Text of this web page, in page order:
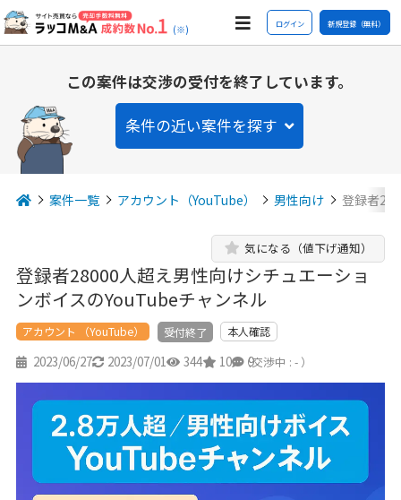
(※) ログイン 新規登録（無料）
この案件は交渉の受付を終了しています。
条件の近い案件を探す
案件一覧 アカウント（YouTube） 男性向け 登録者
登録者28000人超え男性向けシチュエーショ
ンボイスのYouTubeチャンネル
気になる（値下げ通知）
アカウント （YouTube） 受付終了 本人確認
2023/06/27 2023/07/01 344 10 9
（交渉中 : - ）